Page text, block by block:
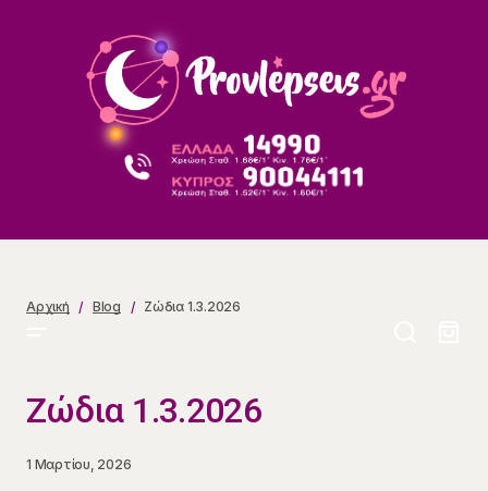
Αρχική Blog Ζώδια 1.3.2026
Ζώδια 1.3.2026
1 Μαρτίου, 2026